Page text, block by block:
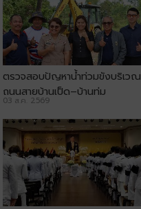
ตรวจสอบปัญหาน้ำท่วมขังบริเวณ
ถนนสายบ้านเป็ด–บ้านทุ่ม
03 ส.ค. 2569